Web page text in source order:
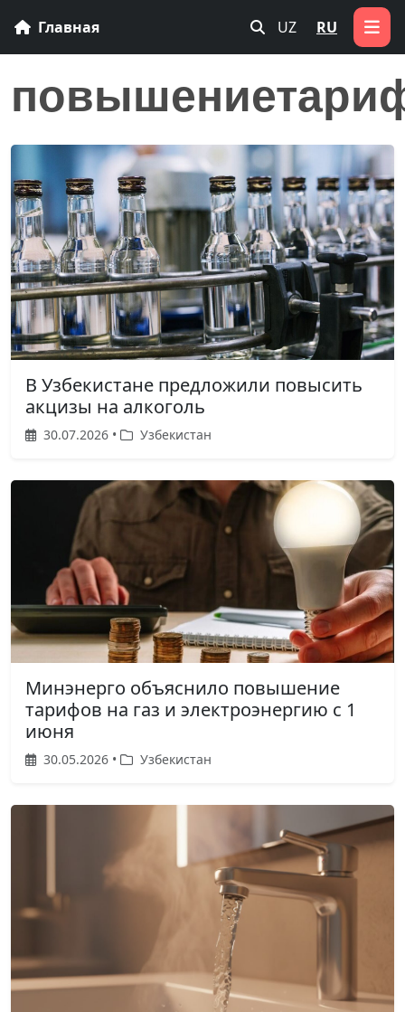
Главная UZ RU
В Узбекистане предложили повысить
акцизы на алкоголь
30.07.2026 • Узбекистан
Минэнерго объяснило повышение
тарифов на газ и электроэнергию с 1
июня
30.05.2026 • Узбекистан